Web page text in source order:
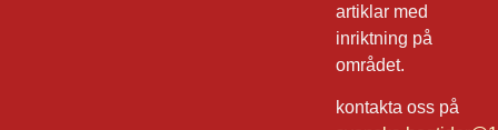
artiklar med
inriktning på
området.
kontakta oss på